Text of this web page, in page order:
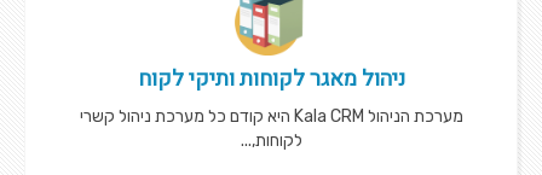
ניהול מאגר לקוחות ותיקי לקוח
מערכת הניהול Kala CRM היא קודם כל מערכת ניהול קשרי
לקוחות,...